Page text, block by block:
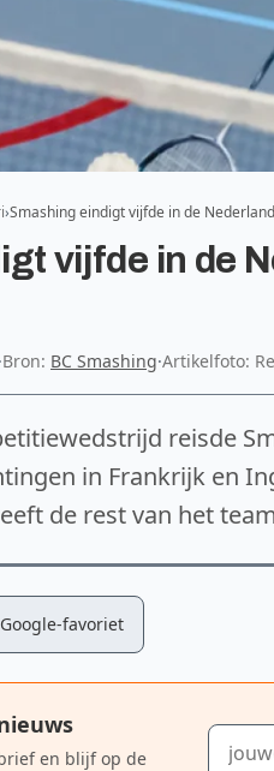
Smashing eindigt vijfde in de
vijfde in de
·Bron: BC Smashing·Artikelfoto:
reisde
in Frankrijk en
de rest van het
favoriet
en blijf op de
E-